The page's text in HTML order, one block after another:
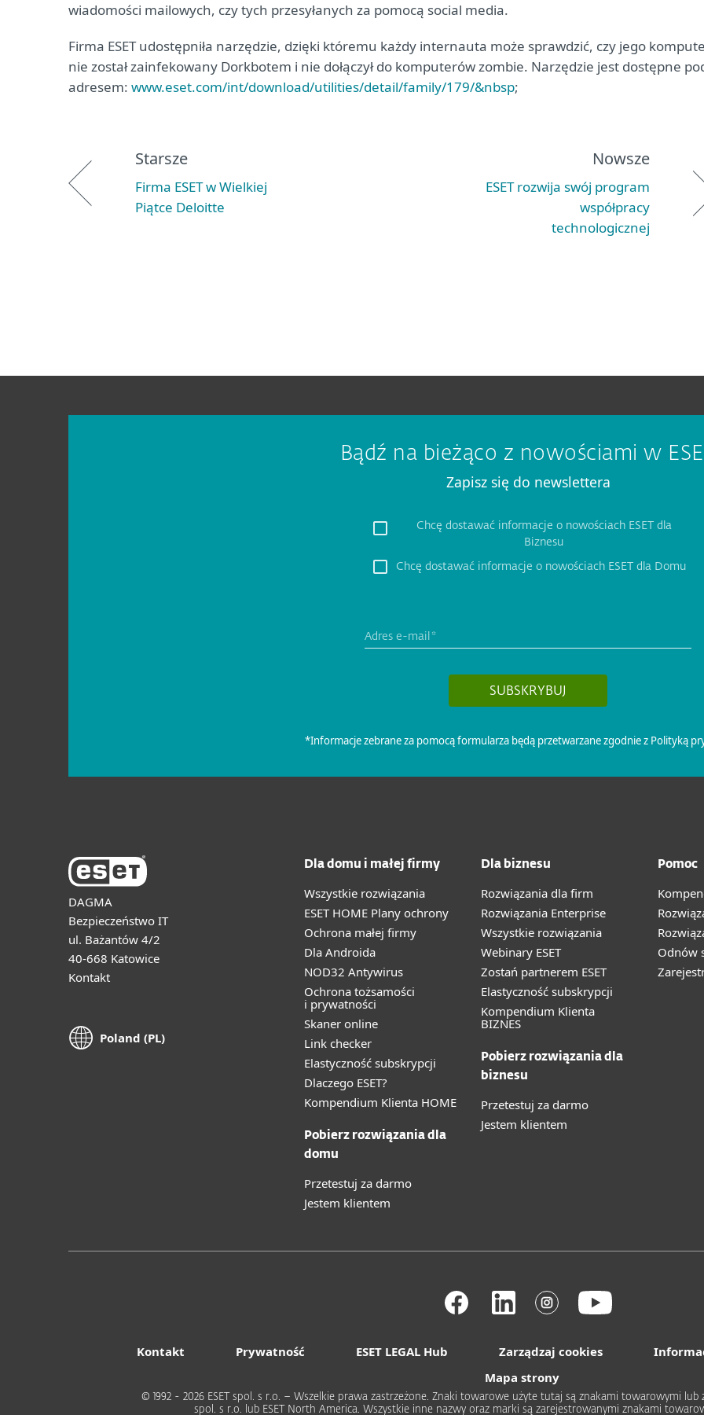
wiadomości mailowych, czy tych przesyłanych za pomocą social media.
Firma ESET udostępniła narzędzie, dzięki któremu każdy internauta może sprawdzić, czy jego
nie został zainfekowany Dorkbotem i nie dołączył do komputerów zombie. Narzędzie jest dostępne
adresem: www.eset.com/int/download/utilities/detail/family/179/&nbsp;
Starsze
Firma ESET w Wielkiej
Piątce Deloitte
Nowsze
ESET rozwija swój program
współpracy
technologicznej
DAGMA
Bezpieczeństwo IT
ul. Bażantów 4/2
40-668 Katowice
Kontakt
Poland (PL)
Dla domu i małej firmy
Wszystkie rozwiązania
ESET HOME Plany ochrony
Ochrona małej firmy
Dla Androida
NOD32 Antywirus
Ochrona tożsamości
i prywatności
Skaner online
Link checker
Elastyczność subskrypcji
Dlaczego ESET?
Kompendium Klienta HOME
Pobierz rozwiązania dla
domu
Przetestuj za darmo
Jestem klientem
Dla biznesu
Rozwiązania dla firm
Rozwiązania Enterprise
Wszystkie rozwiązania
Webinary ESET
Zostań partnerem ESET
Elastyczność subskrypcji
Kompendium Klienta
BIZNES
Pobierz rozwiązania dla
biznesu
Przetestuj za darmo
Jestem klientem
Pomoc
Odnów
Kontakt Prywatność ESET LEGAL Hub Zarządzaj cookies
Mapa strony
© 1992 - 2026 ESET spol. s r.o. – Wszelkie prawa zastrzeżone. Znaki towarowe użyte tutaj są znakami towarowymi
spol. s r.o. lub ESET North America. Wszystkie inne nazwy oraz marki są zarejestrowanymi znakami